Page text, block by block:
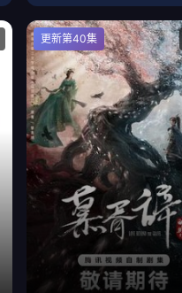
更新第40集